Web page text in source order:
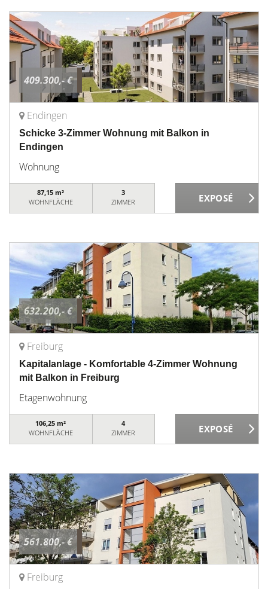
409.300,- €
Endingen
Schicke 3-Zimmer Wohnung mit Balkon in
Endingen
Wohnung
87,15 m²
WOHNFLÄCHE
3
ZIMMER
632.200,- €
Freiburg
Kapitalanlage - Komfortable 4-Zimmer Wohnung
mit Balkon in Freiburg
Etagenwohnung
106,25 m²
WOHNFLÄCHE
4
ZIMMER
561.800,- €
Freiburg